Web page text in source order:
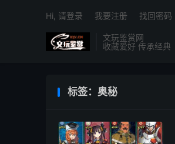
文玩鉴赏网
收藏爱好 传承经典
Hi, 请登录 我要注册 找回密码
标签：奥秘